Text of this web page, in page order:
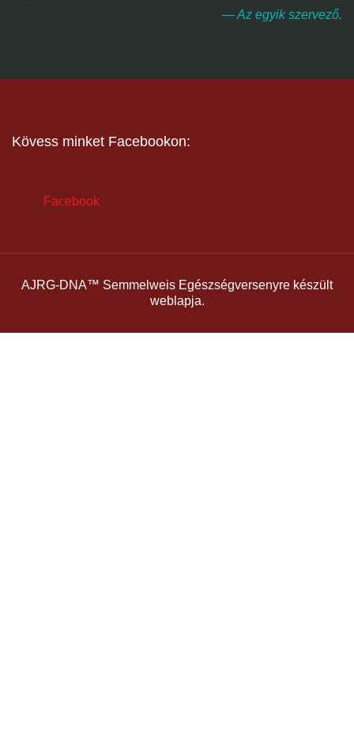
— Az egyik szervező.
Kövess minket Facebookon:
Facebook
AJRG-DNA™ Semmelweis Egészségversenyre készült
weblapja.